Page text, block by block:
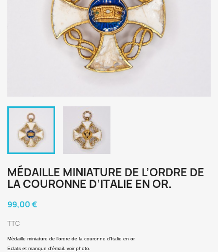
MÉDAILLE MINIATURE DE L’ORDRE DE
LA COURONNE D’ITALIE EN OR.
99,00 €
TTC
Médaille miniature de l’ordre de la couronne d’Italie en or.
Eclats et manque d’émail. voir photo.